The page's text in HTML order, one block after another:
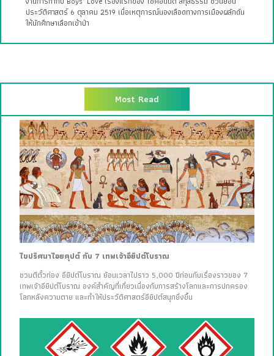
ประวัติศาสตร์ 6 ตุลาคม 2519 เมื่อเหตุการณ์นองเลือดทางการเมืองผลักดัน
ให้นักศึกษาเลือกเข้าป่า
Most Read
ไขปริศนาไอยคุปต์ กับ 7 เทพเจ้าอียิปต์โบราณ
ชวนตีตั๋วท่อง อียิปต์โบราณ ย้อนเวลาไปราว 5,000 ปีก่อนกับเรื่องราวของ 7
เทพเจ้าอียิปต์โบราณ องค์สำคัญที่เกี่ยวเนื่องกับการสร้างโลกและการปกครอง
โลกหลังความตาย และทำให้ประวัติศาสตร์อียิปต์สนุกยิ่งขึ้น